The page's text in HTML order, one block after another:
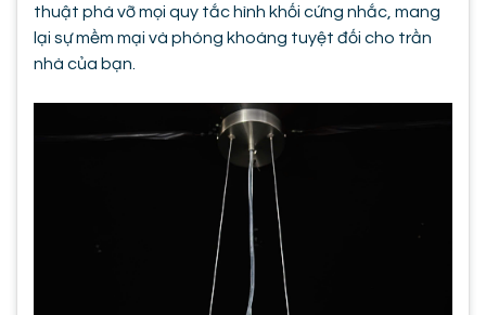
thuật phá vỡ mọi quy tắc hình khối cứng nhắc, mang
lại sự mềm mại và phóng khoáng tuyệt đối cho trần
nhà của bạn.